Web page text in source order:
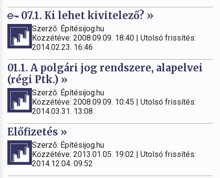
07.1. Ki lehet kivitelező? »
Szerző: Építésijog.hu
Közzétéve: 2008.09.09. 18:40 | Utolsó frissítés:
2014.02.23. 16:46
01.1. A polgári jog rendszere, alapelvei
(régi Ptk.) »
Szerző: Építésijog.hu
Közzétéve: 2008.09.09. 10:45 | Utolsó frissítés:
2014.03.31. 13:08
Előfizetés »
Szerző: Építésijog.hu
Közzétéve: 2013.01.05. 19:02 | Utolsó frissítés:
2014.12.04. 09:52